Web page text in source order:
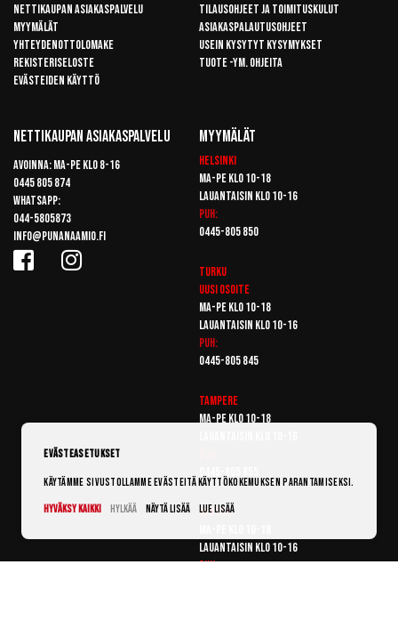
Nettikaupan asiakaspalvelu
Myymälät
Yhteydenottolomake
Rekisteriseloste
Evästeiden käyttö
Tilausohjeet ja toimituskulut
Asiakaspalautusohjeet
Usein kysytyt kysymykset
Tuote -ym. ohjeita
Nettikaupan Asiakaspalvelu
Avoinna: Ma-pe klo 8-16
0445 805 874
Whatsapp:
044-5805873
info@punanaamio.fi
Myymälät
Helsinki
Ma-pe klo 10-18
Lauantaisin klo 10-16
Puh:
0445-805 850
Turku
Uusi osoite
Ma-pe klo 10-18
Lauantaisin klo 10-16
Puh:
0445-805 845
Tampere
Ma-pe klo 10-18
Vantaa
Lauantaisin klo 10-16
Puh:
Evästeasetukset
Käytämme sivustollamme evästeitä käyttökokemuksen parantamiseksi.
Hyväksy kaikki
Hylkää Näytä lisää Lue lisää